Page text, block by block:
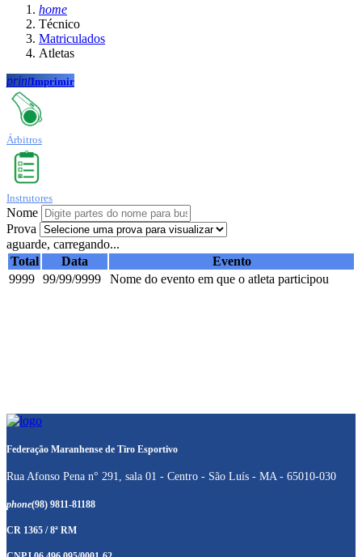
home
Técnico
Matriculados
Atletas
printImprimir
Árbitros
Instrutores
Nome
Prova
aguarde, carregando...
Total
Data
Evento
9999 99/99/9999 Nome do evento em que o atleta participou
Federação Maranhense de Tiro Esportivo
Rua Afonso Pena n° 291, sala 01 - Centro - São Luís - MA - 65010-030
phone(98) 9811-81188
CR 1365 / 8ª RM